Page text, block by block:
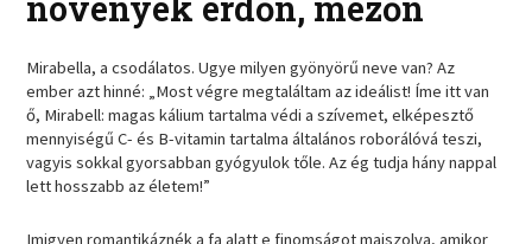
Mirabella, a csodálatos. Ugye milyen gyönyörű neve van? Az
ember azt hinné: „Most végre megtaláltam az ideálist! Íme itt van
ő, Mirabell: magas kálium tartalma védi a szívemet, elképesztő
mennyiségű C- és B-vitamin tartalma általános roborálóvá teszi,
vagyis sokkal gyorsabban gyógyulok tőle. Az ég tudja hány nappal
lett hosszabb az életem!”